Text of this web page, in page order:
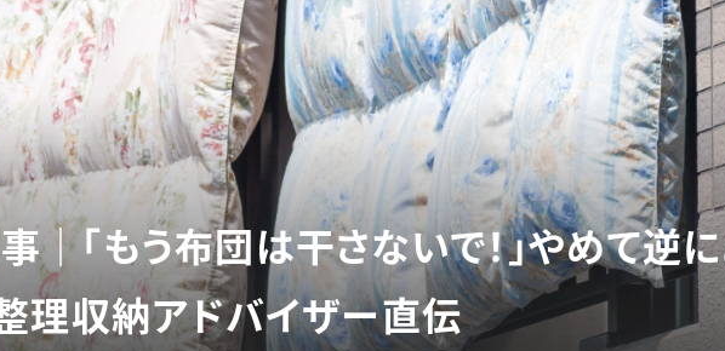
｜「もう布団は干さないで！」やめて逆
理収納アドバイザー直伝